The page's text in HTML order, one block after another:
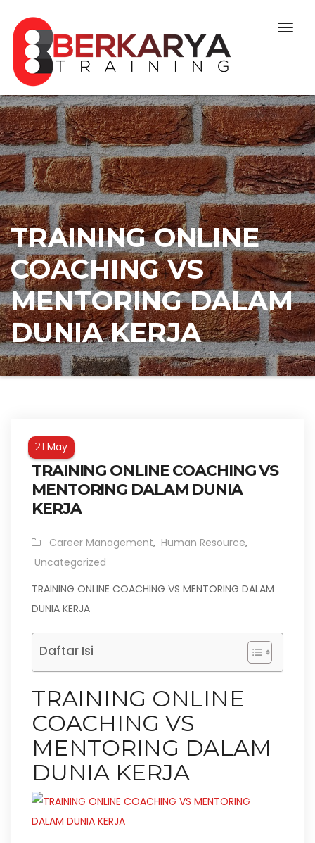
TRAINING ONLINE
COACHING VS
MENTORING DALAM
DUNIA KERJA
21May
TRAINING ONLINE COACHING VS
MENTORING DALAM DUNIA
KERJA
Career Management, Human Resource,
Uncategorized
TRAINING ONLINE COACHING VS MENTORING DALAM
DUNIA KERJA
Daftar Isi
TRAINING ONLINE
COACHING VS
MENTORING DALAM
DUNIA KERJA